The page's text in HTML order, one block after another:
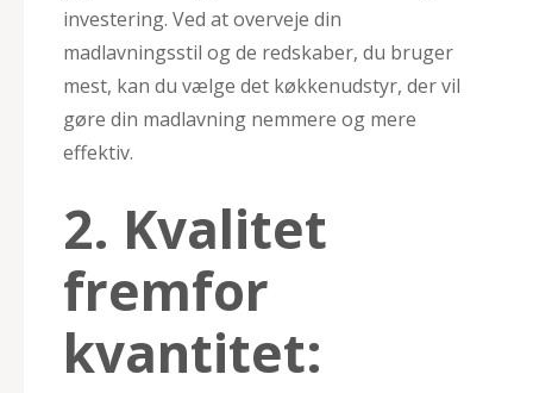
investering. Ved at overveje din
madlavningsstil og de redskaber, du bruger
mest, kan du vælge det køkkenudstyr, der vil
gøre din madlavning nemmere og mere
effektiv.
2. Kvalitet
fremfor
kvantitet: